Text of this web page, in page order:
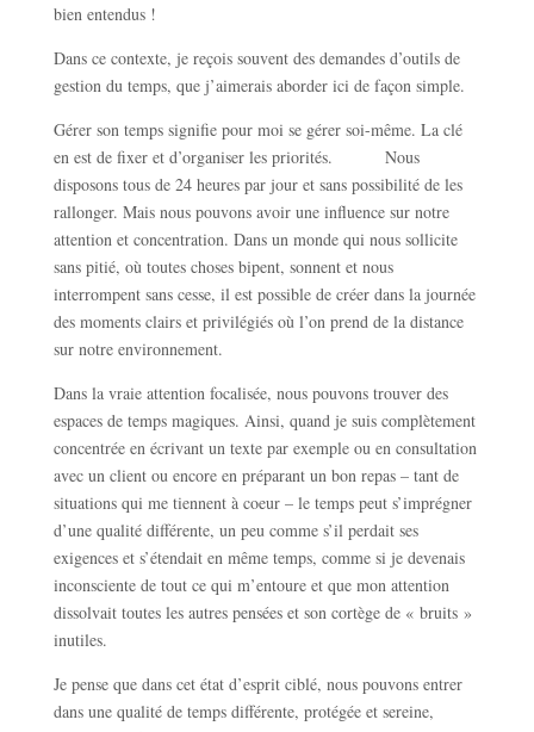
bien entendus !
Dans ce contexte, je reçois souvent des demandes d’outils de
gestion du temps, que j’aimerais aborder ici de façon simple.
Gérer son temps signifie pour moi se gérer soi-même. La clé
en est de fixer et d’organiser les priorités. Nous
disposons tous de 24 heures par jour et sans possibilité de les
rallonger. Mais nous pouvons avoir une influence sur notre
attention et concentration. Dans un monde qui nous sollicite
sans pitié, où toutes choses bipent, sonnent et nous
interrompent sans cesse, il est possible de créer dans la journée
des moments clairs et privilégiés où l’on prend de la distance
sur notre environnement.
Dans la vraie attention focalisée, nous pouvons trouver des
espaces de temps magiques. Ainsi, quand je suis complètement
concentrée en écrivant un texte par exemple ou en consultation
avec un client ou encore en préparant un bon repas – tant de
situations qui me tiennent à coeur – le temps peut s’imprégner
d’une qualité différente, un peu comme s’il perdait ses
exigences et s’étendait en même temps, comme si je devenais
inconsciente de tout ce qui m’entoure et que mon attention
dissolvait toutes les autres pensées et son cortège de « bruits »
inutiles.
Je pense que dans cet état d’esprit ciblé, nous pouvons entrer
dans une qualité de temps différente, protégée et sereine,